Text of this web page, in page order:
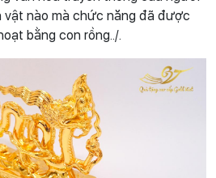
vật nào mà chức năng đã được
bằng con rồng../.